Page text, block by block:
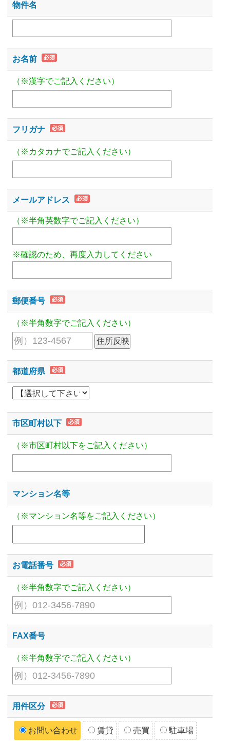
物件名
お名前
（※漢字でご記入ください）
フリガナ
（※カタカナでご記入ください）
メールアドレス
（※半角英数字でご記入ください）
※確認のため、再度入力してください
郵便番号
（※半角数字でご記入ください）
都道府県
市区町村以下
（※市区町村以下をご記入ください）
マンション名等
（※マンション名等をご記入ください）
お電話番号
（※半角数字でご記入ください）
FAX番号
（※半角数字でご記入ください）
用件区分
お問い合わせ 賃貸 売買 駐車場